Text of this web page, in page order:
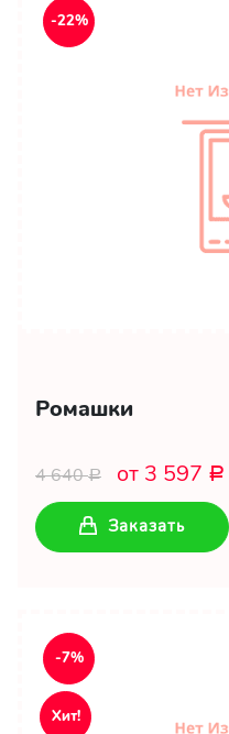
-22%
Ромашки
4 640Р от 3 597 Р
Заказать
-7%
Хит!